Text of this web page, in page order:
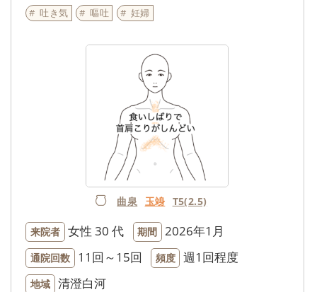
吐き気 嘔吐 妊婦
曲泉 玉竧 T5(2.5)
来院者 女性 30 代 期間 2026年1月
通院回数 11回～15回 頻度 週1回程度
地域 清澄白河